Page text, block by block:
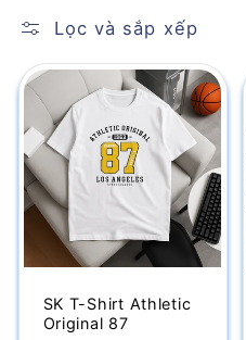
Lọc và sắp xếp
SK T-Shirt Athletic
Original 87